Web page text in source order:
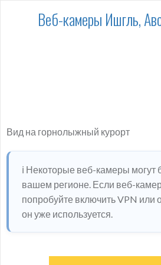
Веб-камеры Ишгль,
Вид на горнолыжный курорт
ℹ️ Некоторые веб-камеры могут
вашем регионе. Если веб-
попробуйте включить VPN или
он уже используется.